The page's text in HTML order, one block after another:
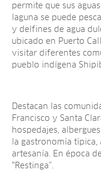
permite que sus
laguna se puede
y delfines de agua
ubicado en Puerto
visitar diferentes
pueblo indígena
Destacan las
Francisco y Santa
hospedajes,
la gastronomía
artesanía. En época
“Restinga”.